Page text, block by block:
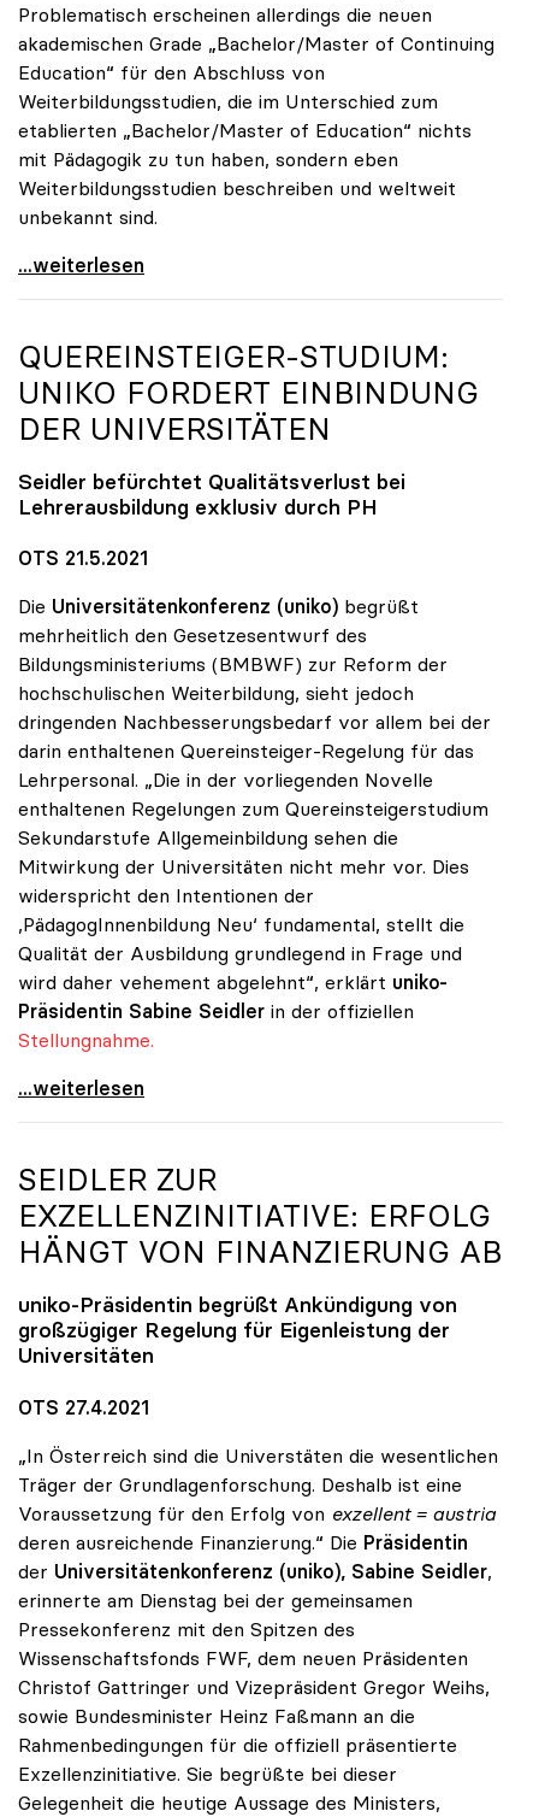
Problematisch erscheinen allerdings die neuen
akademischen Grade „Bachelor/Master of Continuing
Education“ für den Abschluss von
Weiterbildungsstudien, die im Unterschied zum
etablierten „Bachelor/Master of Education“ nichts
mit Pädagogik zu tun haben, sondern eben
Weiterbildungsstudien beschreiben und weltweit
unbekannt sind.
UG-Novelle: Zur Reform von Weiterbildung und
...weiterlesen
QUEREINSTEIGER-STUDIUM:
UNIKO FORDERT EINBINDUNG
DER UNIVERSITÄTEN
Seidler befürchtet Qualitätsverlust bei
Lehrerausbildung exklusiv durch PH
OTS 21.5.2021
Die Universitätenkonferenz (uniko) begrüßt
mehrheitlich den Gesetzesentwurf des
Bildungsministeriums (BMBWF) zur Reform der
hochschulischen Weiterbildung, sieht jedoch
dringenden Nachbesserungsbedarf vor allem bei der
darin enthaltenen Quereinsteiger-Regelung für das
Lehrpersonal. „Die in der vorliegenden Novelle
enthaltenen Regelungen zum Quereinsteigerstudium
Sekundarstufe Allgemeinbildung sehen die
Mitwirkung der Universitäten nicht mehr vor. Dies
widerspricht den Intentionen der
,PädagogInnenbildung Neu‘ fundamental, stellt die
Qualität der Ausbildung grundlegend in Frage und
wird daher vehement abgelehnt“, erklärt uniko-
Präsidentin Sabine Seidler in der offiziellen
Stellungnahme.
Quereinsteiger-Studium: uniko fordert Einbindung
...weiterlesen
SEIDLER ZUR
EXZELLENZINITIATIVE: ERFOLG
HÄNGT VON FINANZIERUNG AB
uniko-Präsidentin begrüßt Ankündigung von
großzügiger Regelung für Eigenleistung der
Universitäten
OTS 27.4.2021
„In Österreich sind die Universtäten die wesentlichen
Träger der Grundlagenforschung. Deshalb ist eine
Voraussetzung für den Erfolg von exzellent = austria
deren ausreichende Finanzierung.“ Die Präsidentin
der Universitätenkonferenz (uniko), Sabine Seidler,
erinnerte am Dienstag bei der gemeinsamen
Pressekonferenz mit den Spitzen des
Wissenschaftsfonds FWF, dem neuen Präsidenten
Christof Gattringer und Vizepräsident Gregor Weihs,
sowie Bundesminister Heinz Faßmann an die
Rahmenbedingungen für die offiziell präsentierte
Exzellenzinitiative. Sie begrüßte bei dieser
Gelegenheit die heutige Aussage des Ministers,